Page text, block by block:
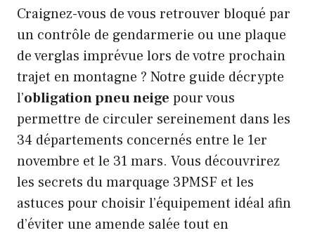
Craignez-vous de vous retrouver bloqué par
un contrôle de gendarmerie ou une plaque
de verglas imprévue lors de votre prochain
trajet en montagne ? Notre guide décrypte
l’obligation pneu neige pour vous
permettre de circuler sereinement dans les
34 départements concernés entre le 1er
novembre et le 31 mars. Vous découvrirez
les secrets du marquage 3PMSF et les
astuces pour choisir l’équipement idéal afin
d’éviter une amende salée tout en